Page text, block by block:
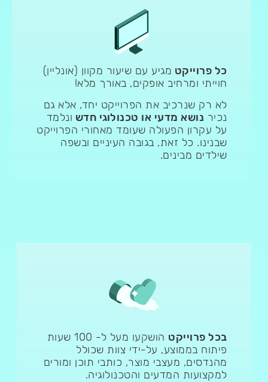
כל פרוייקט מגיע עם שיעור מקוון (אונליין)
חוייתי ומרחיב אופקים, באורך מלא!
לא רק שנרכיב את הפרוייקט יחד, אלא גם
נכיר נושא מדעי או טכנולוגי חדש ונלמד
על עקרון הפעולה שעומד מאחורי הפרוייקט
שבנינו. כל זאת, בגובה העיניים ובשפה
שילדים מבינים.
בכל פרוייקט
הושקעו מעל ל- 100 שעות
פיתוח בממוצע, על-ידי צוות שכולל
מהנדסים, מעצבי מוצר, כותבי תוכן ומורים
למקצועות המדעים והטכנולוגיה.